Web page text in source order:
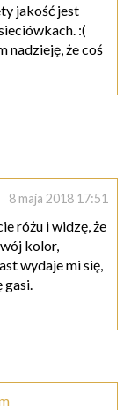
jakość jest
:(
nadzieję, że coś
8 maja 2018 17:51
różu i widzę, że
kolor,
wydaje mi się,